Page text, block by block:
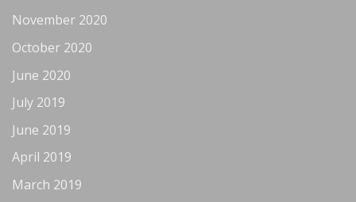
November 2020
October 2020
June 2020
July 2019
June 2019
April 2019
March 2019